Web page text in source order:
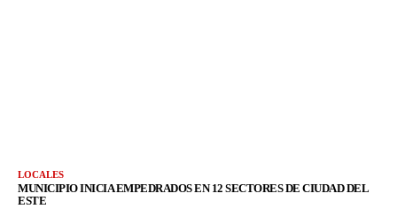
LOCALES
MUNICIPIO INICIA EMPEDRADOS EN 12 SECTORES DE CIUDAD DEL
ESTE